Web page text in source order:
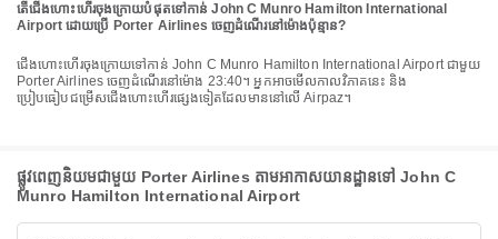
តើជើងហោះហើរចុងក្រោយបំផុតទៅកាន់ John C Munro Hamilton International
Airport ដោយប្រើ Porter Airlines ចេញដំណើរនៅម៉ោងប៉ុន្មាន?
ជើងហោះហើរចុងក្រោយទៅកាន់ John C Munro Hamilton International Airport ជាមួយ
Porter Airlines ចេញដំណើរនៅម៉ោង 23:40។ អ្នកអាចមើលកាលវិភាគនេះ និង
ប្រៀបធៀបជម្រើសជើងហោះហើរផ្សេងទៀតដែលមាននៅលើ Airpaz។
ផ្លូវពេញនិយមជាមួយ Porter Airlines តាមអាកាសយានដ្ឋានទៅ John C
Munro Hamilton International Airport